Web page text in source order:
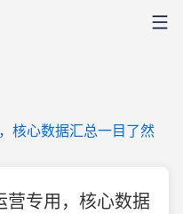
核心数据汇总一目了然
营专用，核心数据